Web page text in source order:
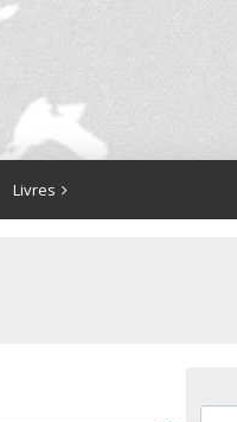
Livres